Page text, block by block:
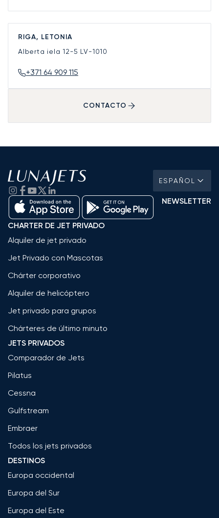
RIGA, LETONIA
Alberta iela 12-5 LV-1010
+371 64 909 115
CONTACTO
ESPAÑOL
NEWSLETTER
CHARTER DE JET PRIVADO
Alquiler de jet privado
Jet Privado con Mascotas
Chárter corporativo
Alquiler de helicóptero
Jet privado para grupos
Chárteres de último minuto
JETS PRIVADOS
Comparador de Jets
Pilatus
Cessna
Gulfstream
Embraer
Todos los jets privados
DESTINOS
Europa occidental
Europa del Sur
Europa del Este